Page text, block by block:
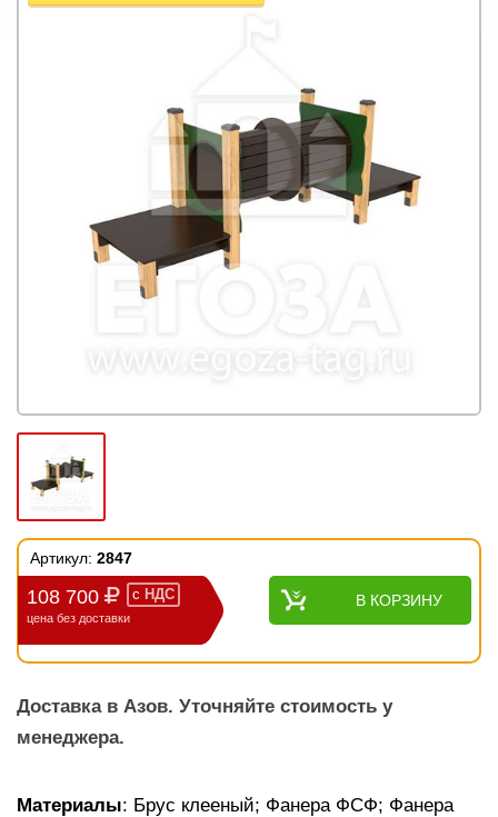
Артикул: 2847
108 700 с НДС
цена без доставки
В КОРЗИНУ
Доставка в Азов. Уточняйте стоимость у
менеджера.
Материалы: Брус клееный; Фанера ФСФ; Фанера